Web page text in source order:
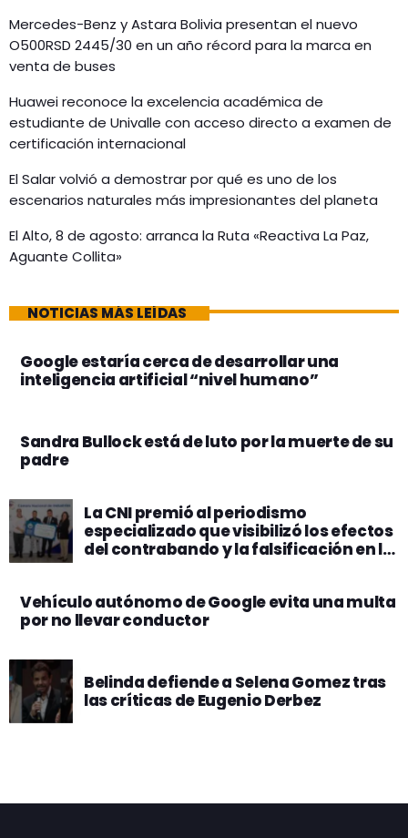
Mercedes-Benz y Astara Bolivia presentan el nuevo
O500RSD 2445/30 en un año récord para la marca en
venta de buses
Huawei reconoce la excelencia académica de
estudiante de Univalle con acceso directo a examen de
certificación internacional
El Salar volvió a demostrar por qué es uno de los
escenarios naturales más impresionantes del planeta
El Alto, 8 de agosto: arranca la Ruta «Reactiva La Paz,
Aguante Collita»
NOTICIAS MÁS LEÍDAS
Google estaría cerca de desarrollar una
inteligencia artificial “nivel humano”
Sandra Bullock está de luto por la muerte de su
padre
La CNI premió al periodismo
especializado que visibilizó los efectos
del contrabando y la falsificación en la
Vehículo autónomo de Google evita una multa
por no llevar conductor
Belinda defiende a Selena Gomez tras
las críticas de Eugenio Derbez